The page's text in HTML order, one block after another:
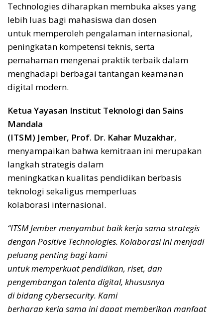
Technologies diharapkan membuka akses yang
lebih luas bagi mahasiswa dan dosen
untuk memperoleh pengalaman internasional,
peningkatan kompetensi teknis, serta
pemahaman mengenai praktik terbaik dalam
menghadapi berbagai tantangan keamanan
digital modern.
Ketua Yayasan Institut Teknologi dan Sains
Mandala
(ITSM) Jember, Prof. Dr. Kahar Muzakhar,
menyampaikan bahwa kemitraan ini merupakan
langkah strategis dalam
meningkatkan kualitas pendidikan berbasis
teknologi sekaligus memperluas
kolaborasi internasional.
“ITSM Jember menyambut baik kerja sama strategis
dengan Positive Technologies. Kolaborasi ini menjadi
peluang penting bagi kami
untuk memperkuat pendidikan, riset, dan
pengembangan talenta digital, khususnya
di bidang cybersecurity. Kami
berharap kerja sama ini dapat memberikan manfaat